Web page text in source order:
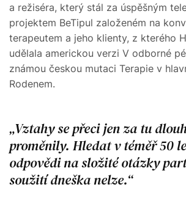
a režiséra, který stál za úspěšným
projektem BeTipul založeném na
terapeutem a jeho klienty, z kterého
udělala americkou verzi V odborné
známou českou mutaci Terapie v
Rodenem.
Vztahy se přeci jen za tu
proměnily. Hledat v téměř 50
odpovědi na složité otázky
soužití dneška nelze.